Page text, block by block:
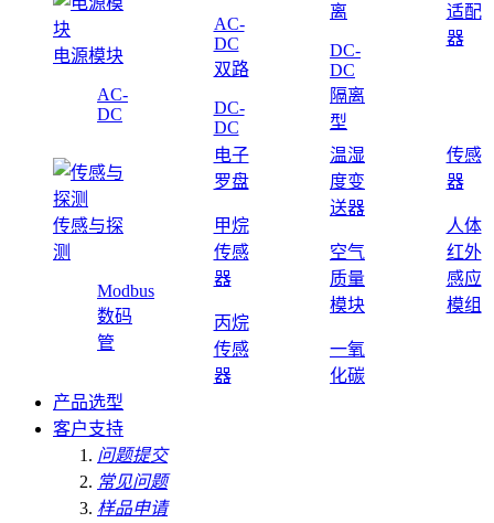
电源模块
AC-
DC
AC-
DC
双路
DC-
DC
离
DC-
DC
隔离
型
适配
器
传感与探
测
Modbus
数码
管
电子
罗盘
甲烷
传感
器
丙烷
传感
器
温湿
度变
送器
空气
质量
模块
一氧
化碳
传感
器
人体
红外
感应
模组
产品选型
客户支持
问题提交
常见问题
样品申请